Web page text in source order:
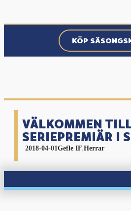
KÖP
VÄLKOMMEN
SERIEPREMIÄR I
2018-04-01Gefle IF,Herrar